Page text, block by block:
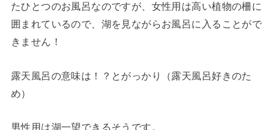
たひとつのお風呂なのですが、女性用は高い植物の柵に
囲まれているので、湖を見ながらお風呂に入ることがで
きません！
露天風呂の意味は！？とがっかり（露天風呂好きのた
め）
男性用は湖一望できるそうです。